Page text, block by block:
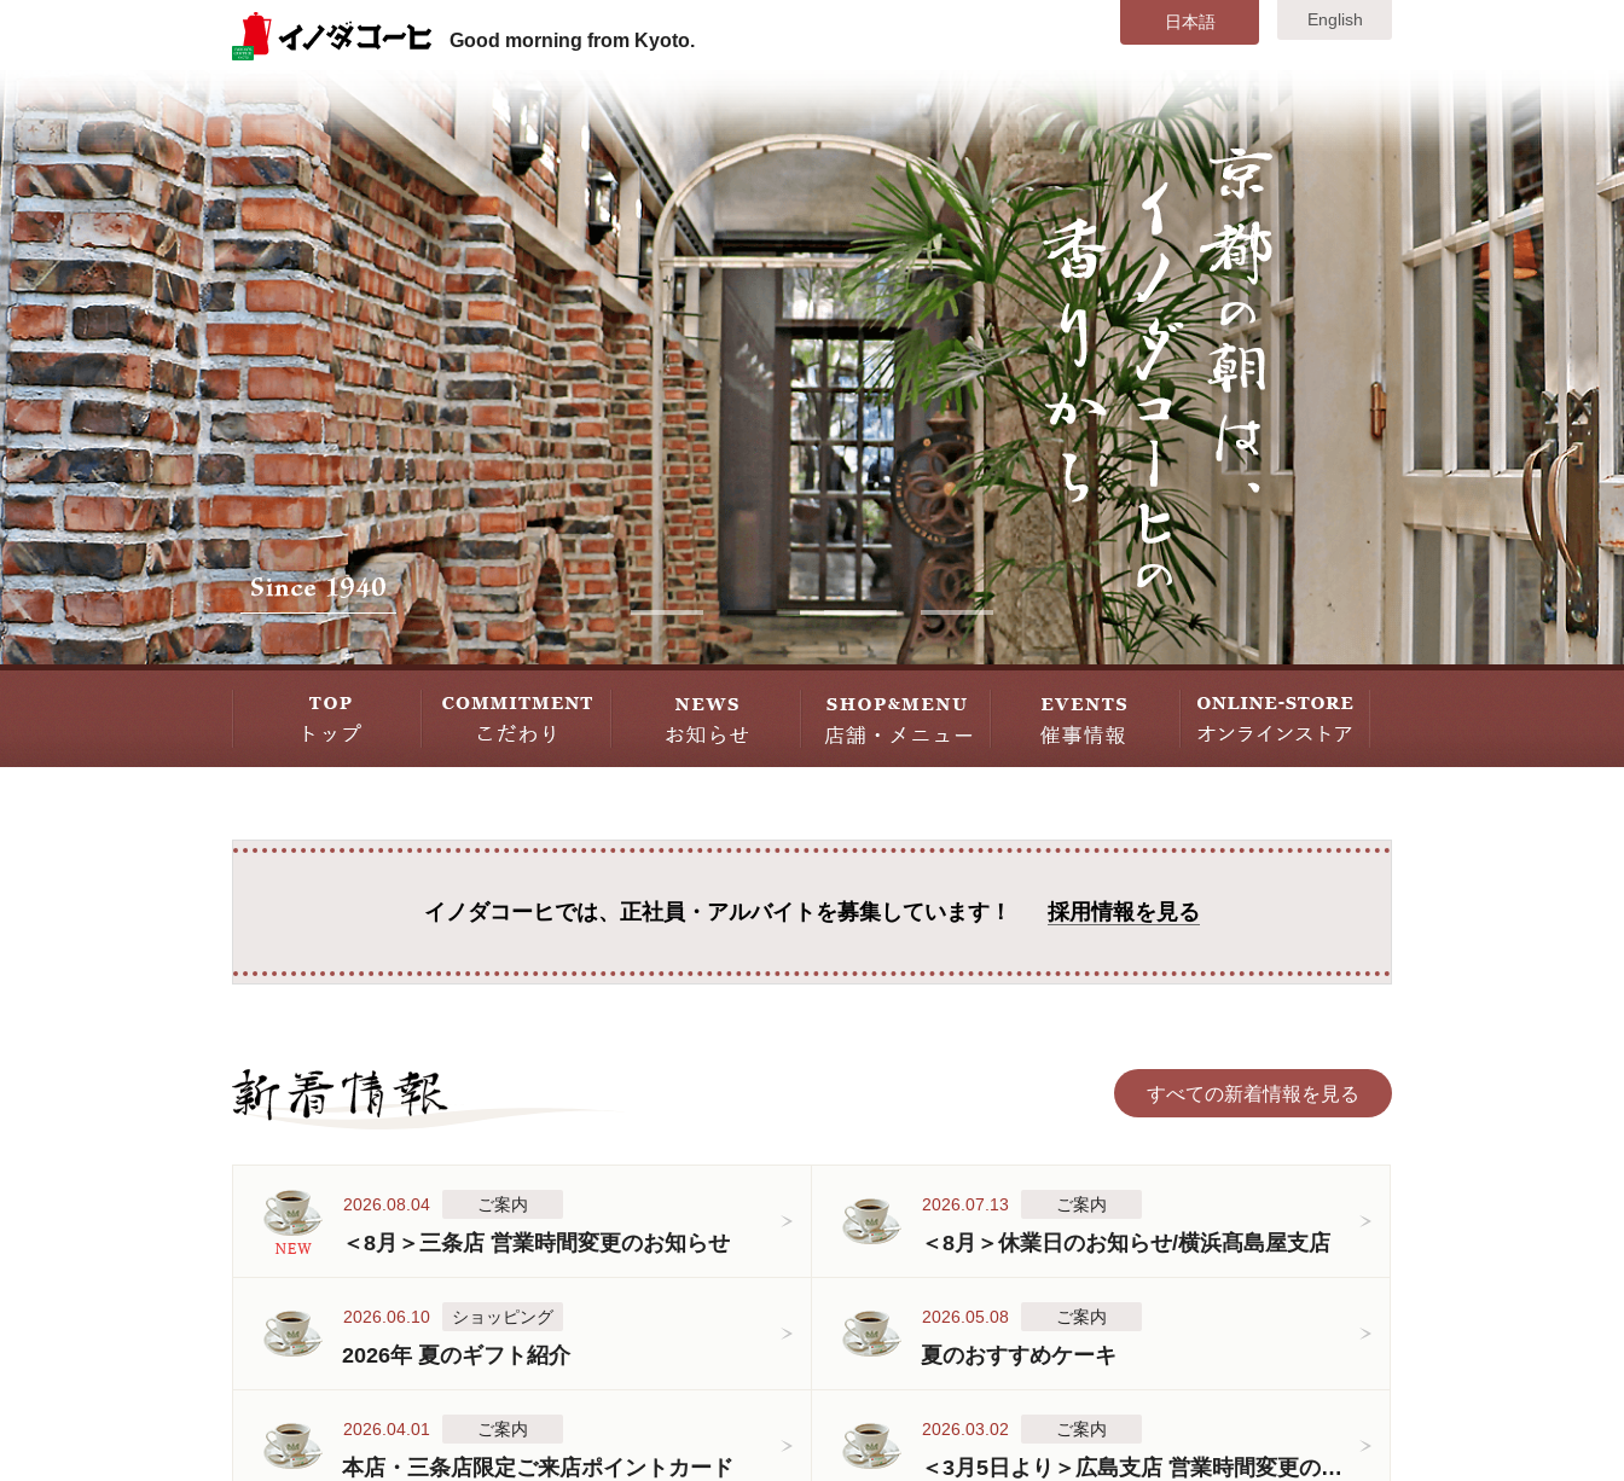
Good morning from Kyoto.
日本語 English
イノダコーヒでは、 正社員・アルバイトを募集しています！ 採用情報を見る
すべての新着情報を見る
2026.08.04 ご案内
＜8月＞三条店 営業時間変更のお知らせ
2026.07.13 ご案内
＜8月＞休業日のお知らせ/横浜髙島屋支店
2026.06.10 ショッピング
2026年 夏のギフト紹介
2026.05.08 ご案内
夏のおすすめケーキ
2026.04.01 ご案内
本店・三条店限定ご来店ポイントカード
2026.03.02 ご案内
＜3月5日より＞広島支店 営業時間変更のお知らせ